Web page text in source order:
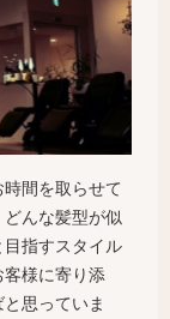
間を取らせて
んな髪型が似
指すスタイル
様に寄り添
思っていま